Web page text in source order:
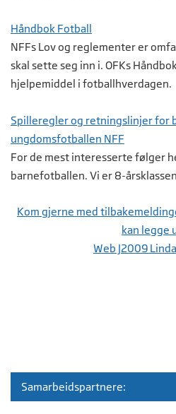
Håndbok Fotball
NFFs Lov og reglementer er
skal sette seg inn i. OFKs
hjelpemiddel i fotballhverdagen.
Spilleregler og retningslinjer for
ungdomsfotballen NFF
For de mest interesserte følger
barnefotballen. Vi er 8-
Kom gjerne med
kan legge
Web J2009
Samarbeidspartnere: